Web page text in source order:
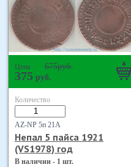
Цена 675руб.
375 руб.
Количество
AZ-NP 5п 21А
Непал 5 пайса 1921
(VS1978) год
В наличии - 1 шт.